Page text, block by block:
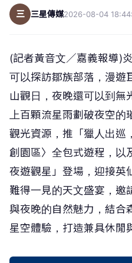
三 三星傳媒2026-08-04
(記者黃音文／嘉義報導)
可以探訪鄒族部落，漫遊
山觀日，夜晚還可以到無
上百顆流星雨劃破夜空
觀光資源，推「獵人出巡
創園區〉全包式遊程，以
夜遊觀星」登場，迎接英
難得一見的天文盛宴，邀
與夜晚的自然魅力，結合
星空體驗，打造兼具休閒